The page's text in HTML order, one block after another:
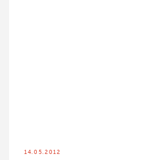
14.05.2012